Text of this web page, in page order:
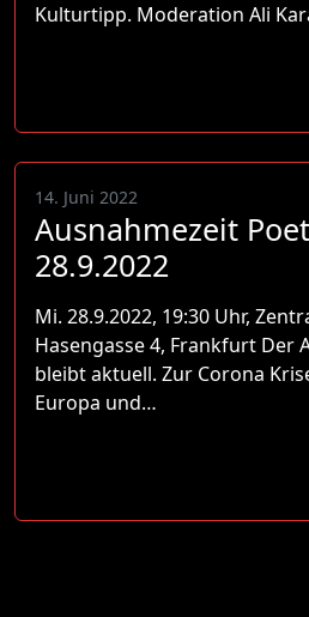
Kulturtipp. Moderation Ali
14. Juni 2022
Ausnahmezeit
28.9.2022
Mi. 28.9.2022, 19:30 Uhr,
Hasengasse 4, Frankfurt Der
bleibt aktuell. Zur Corona
Europa und…